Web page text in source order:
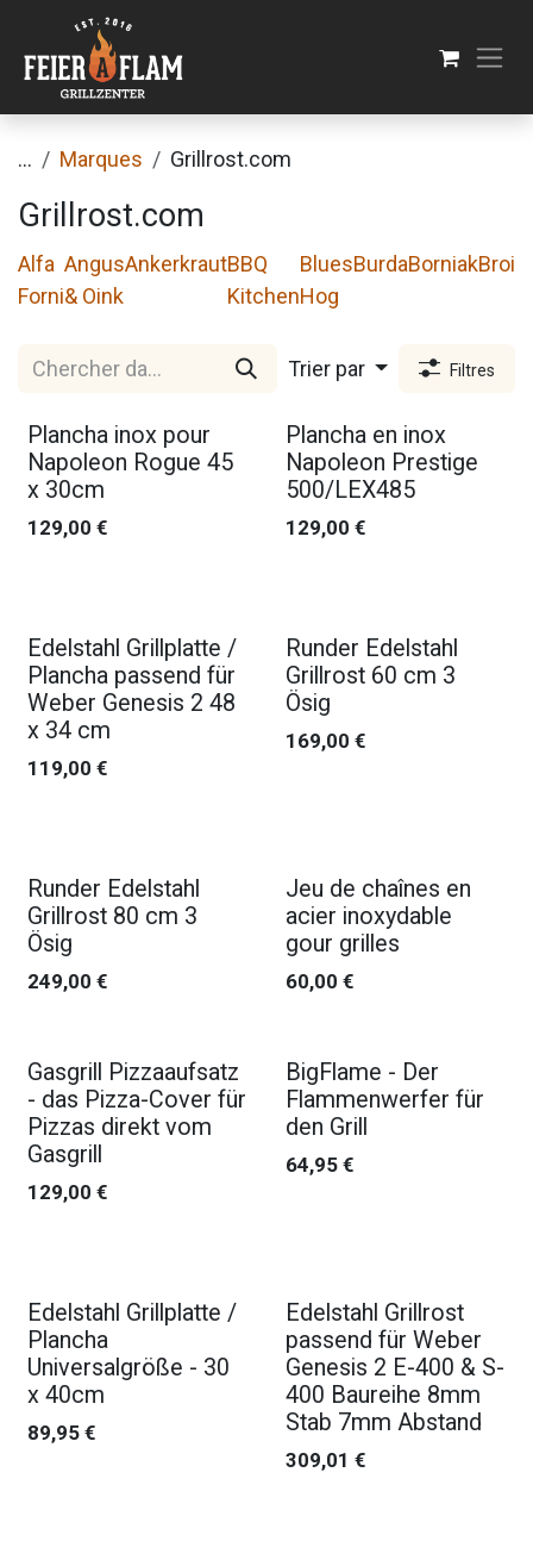
Se rendre au contenu
... Marques Grillrost.com
Grillrost.com
Alfa
Forni
Angus
& Oink
AnkerkrautBBQ
Kitchen
Blues
Hog
BurdaBorniak
Trier par Filtres
Plancha inox pour
Napoleon Rogue 45
x 30cm
129,00 €
Plancha en inox
Napoleon Prestige
500/LEX485
129,00 €
Edelstahl Grillplatte /
Plancha passend für
Weber Genesis 2 48
x 34 cm
119,00 €
Runder Edelstahl
Grillrost 60 cm 3
Ösig
169,00 €
Runder Edelstahl
Grillrost 80 cm 3
Ösig
249,00 €
Jeu de chaînes en
acier inoxydable
gour grilles
60,00 €
Gasgrill Pizzaaufsatz
- das Pizza-Cover für
Pizzas direkt vom
Gasgrill
129,00 €
BigFlame - Der
Flammenwerfer für
den Grill
64,95€
Edelstahl Grillplatte /
Plancha
Universalgröße - 30
x 40cm
89,95 €
Edelstahl Grillrost
passend für Weber
Genesis 2 E-400 & S-
400 Baureihe 8mm
Stab 7mm Abstand
309,01 €